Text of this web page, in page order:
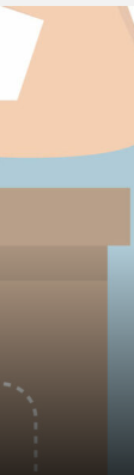
DÉMOCRATIE
PARTICIPATIVE